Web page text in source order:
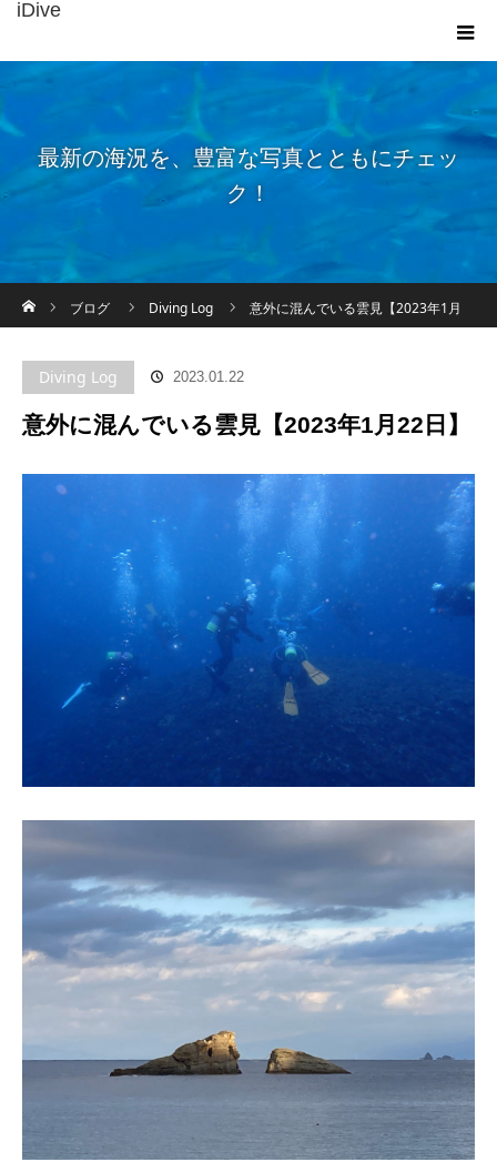
iDive
最新の海況を、豊富な写真とともにチェッ
ク！
ブログ
Diving Log 意外に混んでいる雲見【2023年1月
Diving Log 2023.01.22
意外に混んでいる雲見【2023年1月22日】